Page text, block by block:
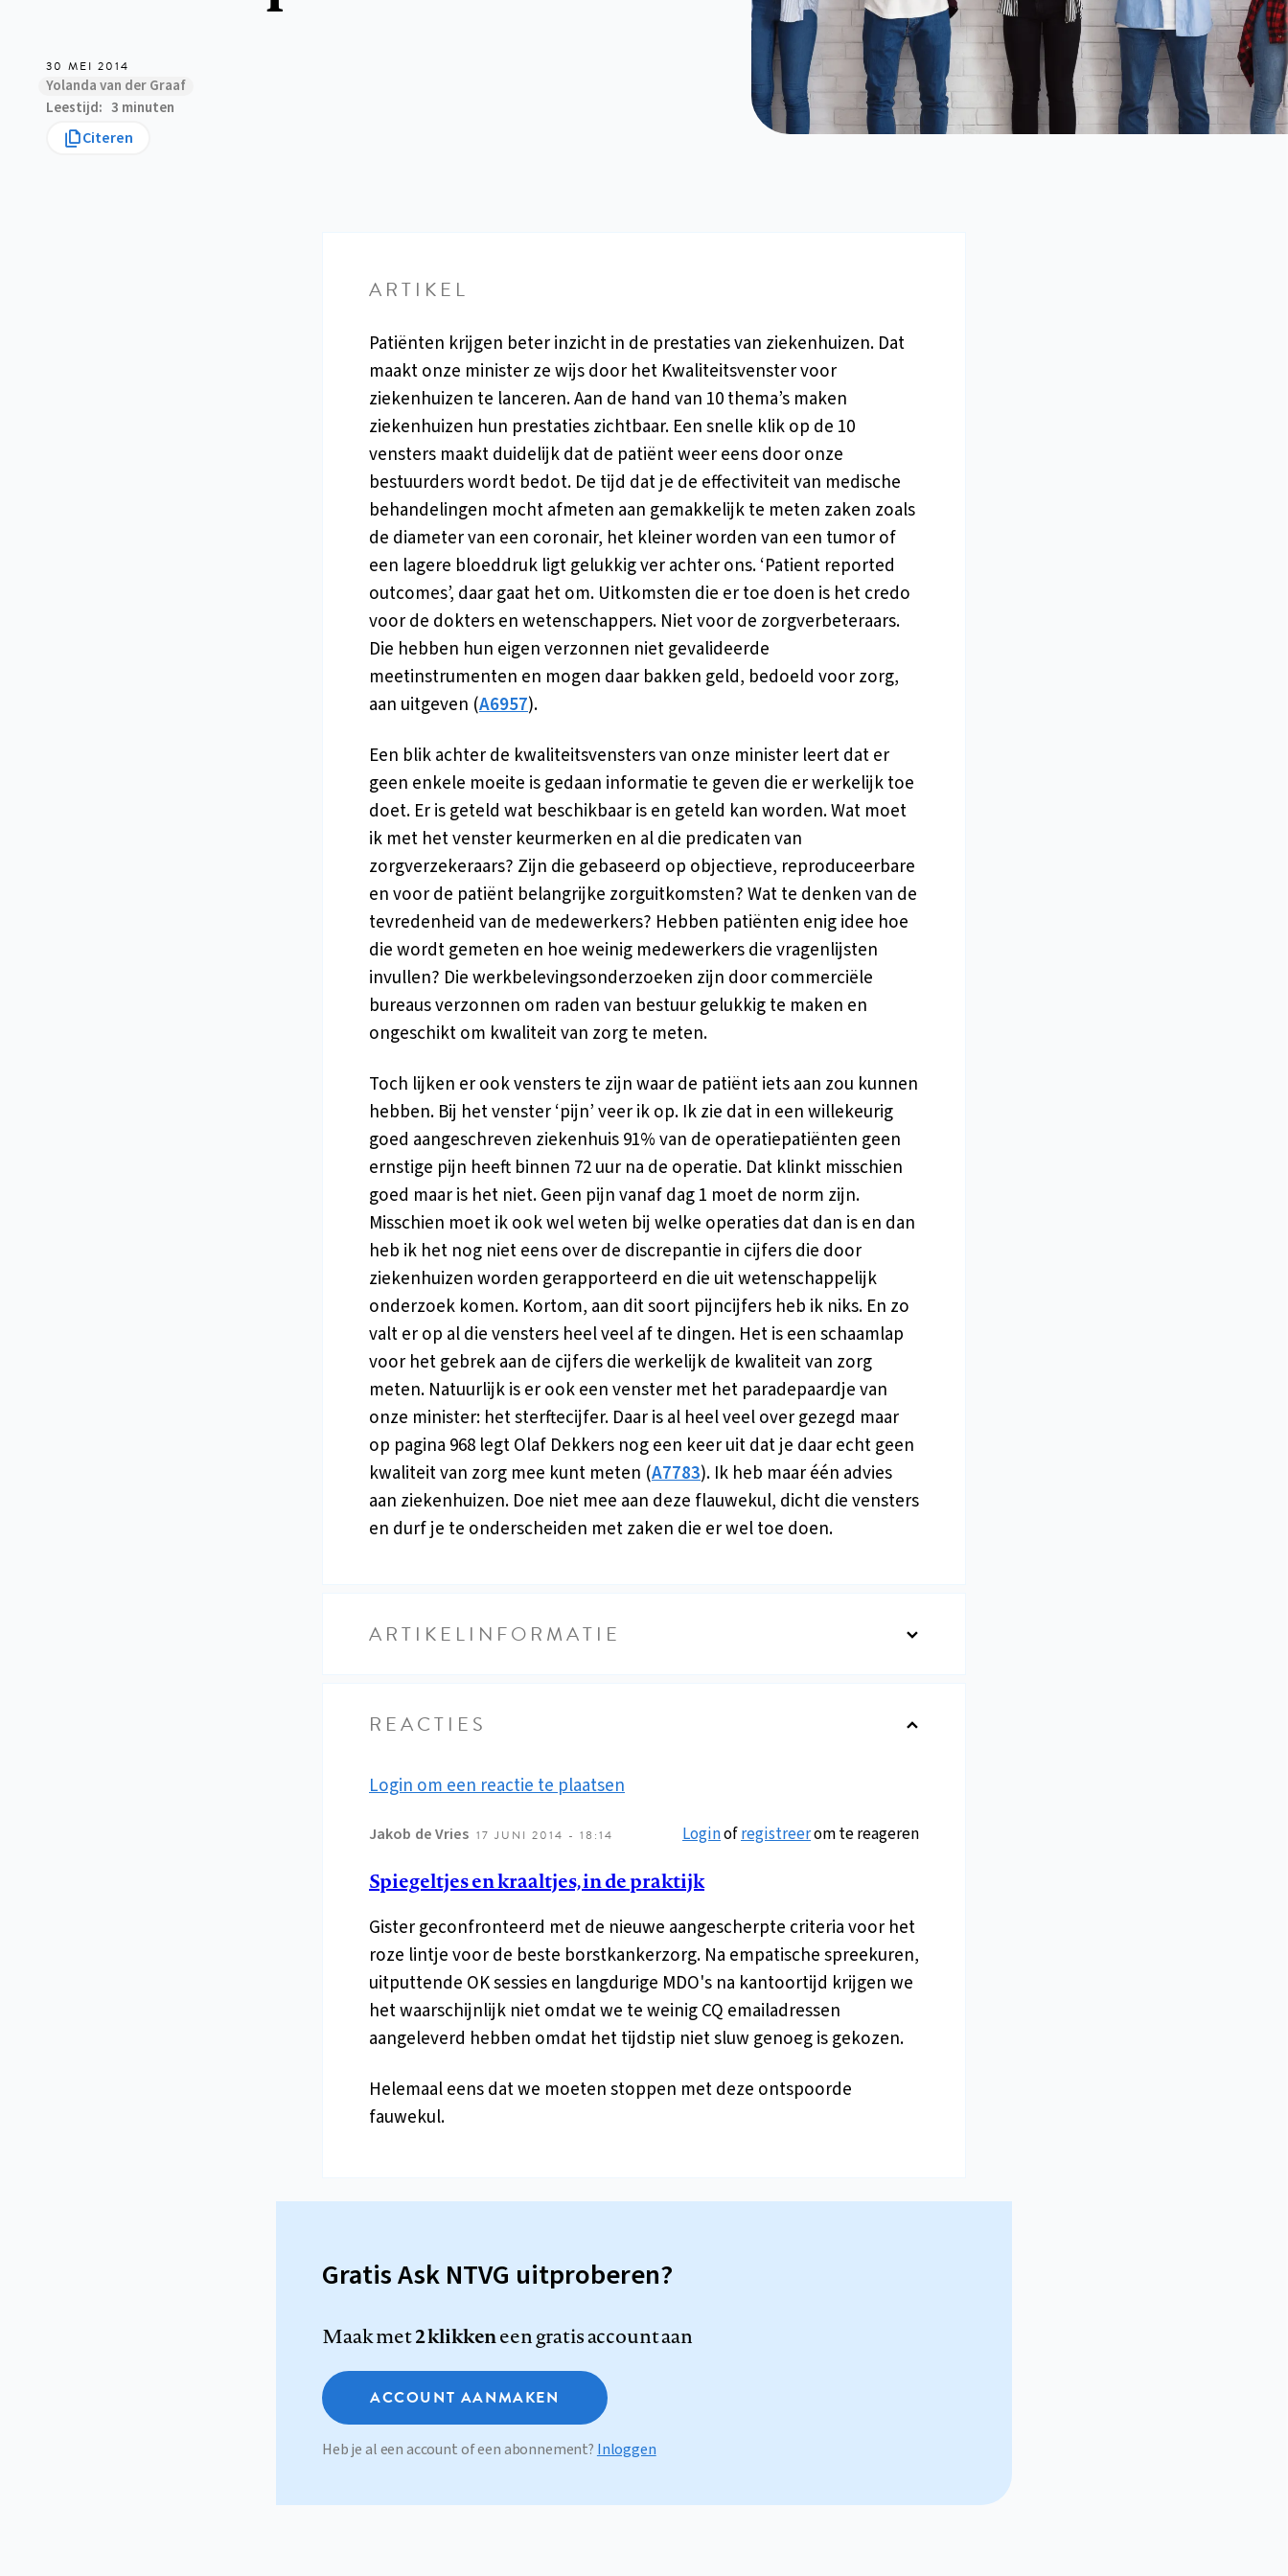
30 MEI 2014
Yolanda van der Graaf
Leestijd
3 minuten
Citeren
ARTIKEL
Patiënten krijgen beter inzicht in de prestaties van ziekenhuizen. Dat
maakt onze minister ze wijs door het Kwaliteitsvenster voor
ziekenhuizen te lanceren. Aan de hand van 10 thema’s maken
ziekenhuizen hun prestaties zichtbaar. Een snelle klik op de 10
vensters maakt duidelijk dat de patiënt weer eens door onze
bestuurders wordt bedot. De tijd dat je de effectiviteit van medische
behandelingen mocht afmeten aan gemakkelijk te meten zaken zoals
de diameter van een coronair, het kleiner worden van een tumor of
een lagere bloeddruk ligt gelukkig ver achter ons. ‘Patient reported
outcomes’, daar gaat het om. Uitkomsten die er toe doen is het credo
voor de dokters en wetenschappers. Niet voor de zorgverbeteraars.
Die hebben hun eigen verzonnen niet gevalideerde
meetinstrumenten en mogen daar bakken geld, bedoeld voor zorg,
aan uitgeven (A6957).
Een blik achter de kwaliteitsvensters van onze minister leert dat er
geen enkele moeite is gedaan informatie te geven die er werkelijk toe
doet. Er is geteld wat beschikbaar is en geteld kan worden. Wat moet
ik met het venster keurmerken en al die predicaten van
zorgverzekeraars? Zijn die gebaseerd op objectieve, reproduceerbare
en voor de patiënt belangrijke zorguitkomsten? Wat te denken van de
tevredenheid van de medewerkers? Hebben patiënten enig idee hoe
die wordt gemeten en hoe weinig medewerkers die vragenlijsten
invullen? Die werkbelevingsonderzoeken zijn door commerciële
bureaus verzonnen om raden van bestuur gelukkig te maken en
ongeschikt om kwaliteit van zorg te meten.
Toch lijken er ook vensters te zijn waar de patiënt iets aan zou kunnen
hebben. Bij het venster ‘pijn’ veer ik op. Ik zie dat in een willekeurig
goed aangeschreven ziekenhuis 91% van de operatiepatiënten geen
ernstige pijn heeft binnen 72 uur na de operatie. Dat klinkt misschien
goed maar is het niet. Geen pijn vanaf dag 1 moet de norm zijn.
Misschien moet ik ook wel weten bij welke operaties dat dan is en dan
heb ik het nog niet eens over de discrepantie in cijfers die door
ziekenhuizen worden gerapporteerd en die uit wetenschappelijk
onderzoek komen. Kortom, aan dit soort pijncijfers heb ik niks. En zo
valt er op al die vensters heel veel af te dingen. Het is een schaamlap
voor het gebrek aan de cijfers die werkelijk de kwaliteit van zorg
meten. Natuurlijk is er ook een venster met het paradepaardje van
onze minister: het sterftecijfer. Daar is al heel veel over gezegd maar
op pagina 968 legt Olaf Dekkers nog een keer uit dat je daar echt geen
kwaliteit van zorg mee kunt meten (A7783). Ik heb maar één advies
aan ziekenhuizen. Doe niet mee aan deze flauwekul, dicht die vensters
en durf je te onderscheiden met zaken die er wel toe doen.
ARTIKELINFORMATIE
REACTIES
Login om een reactie te plaatsen
Jakob de Vries 17 JUNI 2014 - 18:14 Loginofregistreerom te reageren
Spiegeltjes en kraaltjes, in de praktijk
Gister geconfronteerd met de nieuwe aangescherpte criteria voor het
roze lintje voor de beste borstkankerzorg. Na empatische spreekuren,
uitputtende OK sessies en langdurige MDO's na kantoortijd krijgen we
het waarschijnlijk niet omdat we te weinig CQ emailadressen
aangeleverd hebben omdat het tijdstip niet sluw genoeg is gekozen.
Helemaal eens dat we moeten stoppen met deze ontspoorde
fauwekul.
Gratis Ask NTVG uitproberen?
Maak met2 klikkeneen gratis account aan
ACCOUNT AANMAKEN
Heb je al een account of een abonnement? Inloggen